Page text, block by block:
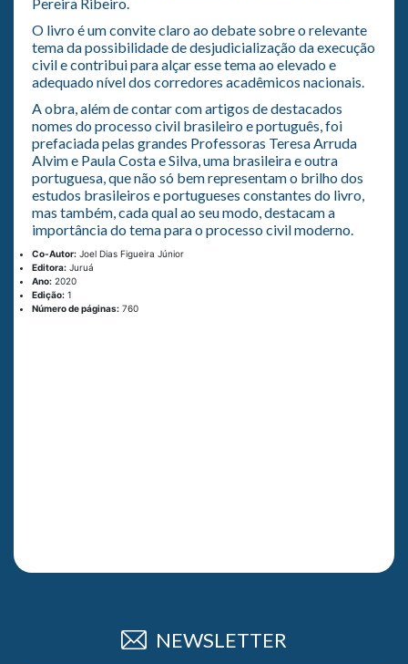
O livro é um convite claro ao debate sobre o relevante
tema da possibilidade de desjudicialização da execução
civil e contribui para alçar esse tema ao elevado e
adequado nível dos corredores acadêmicos nacionais.
A obra, além de contar com artigos de destacados
nomes do processo civil brasileiro e português, foi
prefaciada pelas grandes Professoras Teresa Arruda
Alvim e Paula Costa e Silva, uma brasileira e outra
portuguesa, que não só bem representam o brilho dos
estudos brasileiros e portugueses constantes do li­vro,
mas também, cada qual ao seu modo, destacam a
importância do tema para o processo civil moderno.
Co-Autor: Joel Dias Figueira Júnior
Editora: Juruá
Ano: 2020
Edição: 1
Número de páginas: 760
NEWSLETTER